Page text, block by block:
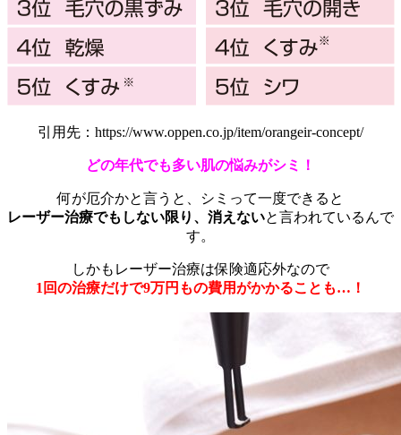
引用先：https://www.oppen.co.jp/item/orangeir-concept/
どの年代でも多い肌の悩みがシミ！
何が厄介かと言うと、シミって一度できると
レーザー治療でもしない限り、消えないと言われているんで
す。
しかもレーザー治療は保険適応外なので
1回の治療だけで9万円もの費用がかかることも…！